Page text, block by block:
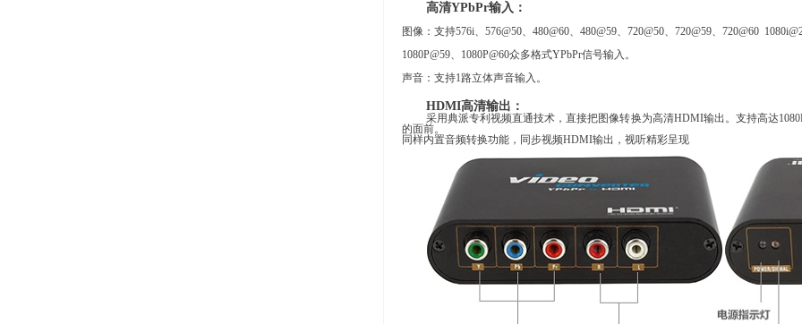
高清YPbPr输入：
图像：支持576i、576@50、480@60、480@59、720@50、720@59、720@60
1080P@59、1080P@60众多格式YPbPr信号输入。
声音：支持1路立体声音输入。
HDMI高清输出：
采用典派专利视频直通技术，直接把图像转换为高清HDMI输出。支持高达
的面前。
同样内置音频转换功能，同步视频HDMI输出，视听精彩呈现